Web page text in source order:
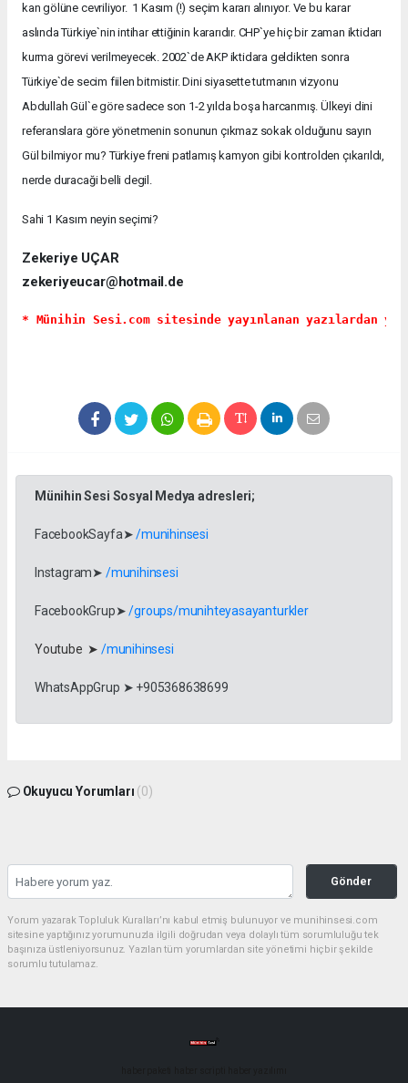
kan gölüne cevriliyor. 1 Kasım (!) seçim kararı alınıyor. Ve bu karar
aslında Türkiye`nin intihar ettiğinin kararıdır. CHP`ye hiç bir zaman iktidarı
kurma görevi verilmeyecek. 2002`de AKP iktidara geldikten sonra
Türkiye`de secim fiilen bitmistir. Dini siyasette tutmanın vizyonu
Abdullah Gül`e göre sadece son 1-2 yılda boşa harcanmış. Ülkeyi dini
referanslara göre yönetmenin sonunun çıkmaz sokak olduğunu sayın
Gül bilmiyor mu? Türkiye freni patlamış kamyon gibi kontrolden çıkarıldı,
nerde duracaği belli degil.
Sahi 1 Kasım neyin seçimi?
Zekeriye UÇAR
zekeriyeucar@hotmail.de
* Münihin Sesi.com sitesinde yayınlanan yazılardan
Münihin Sesi Sosyal Medya adresleri;
FacebookSayfa➤/munihinsesi
Instagram➤ /munihinsesi
FacebookGrup➤/groups/munihteyasayanturkler
Youtube ➤ /munihinsesi
WhatsAppGrup ➤ +905368638699
Okuyucu Yorumları (0)
Gönder
Yorum yazarak Topluluk Kuralları’nı kabul etmiş bulunuyor ve munihinsesi.com
sitesine yaptığınız yorumunuzla ilgili doğrudan veya dolaylı tüm sorumluluğu tek
başınıza üstleniyorsunuz. Yazılan tüm yorumlardan site yönetimi hiçbir şekilde
sorumlu tutulamaz.